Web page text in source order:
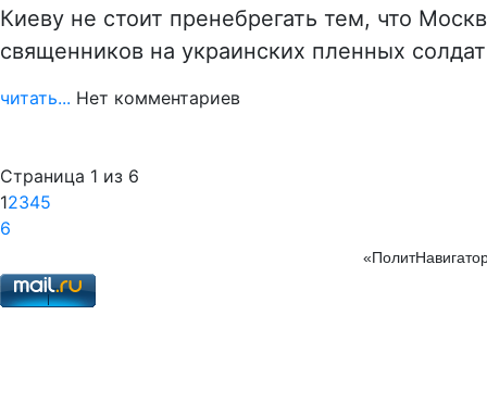
Киеву не стоит пренебрегать тем, что
священников на украинских пленных
читать... Нет комментариев
Страница 1 из 6
12345
6